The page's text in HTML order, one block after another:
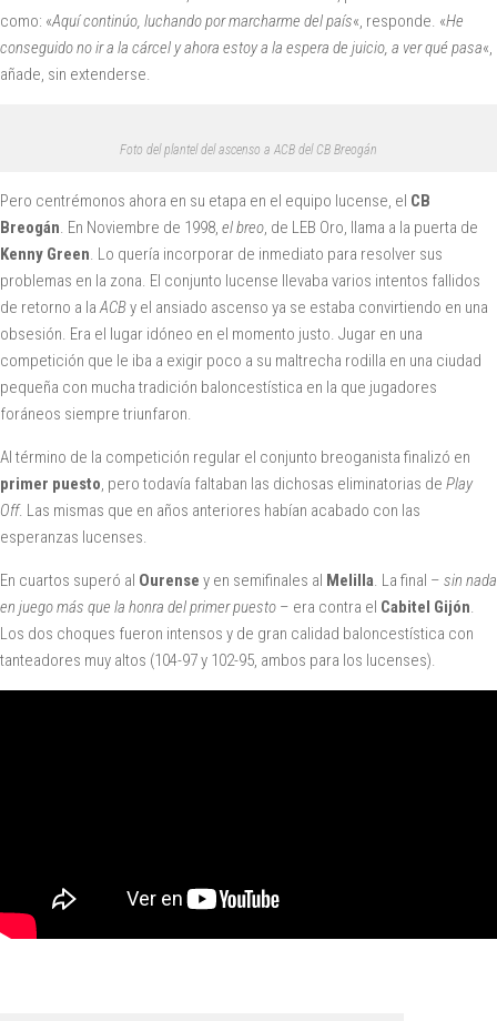
como: «Aquí continúo, luchando por marcharme del país«, responde. «He
conseguido no ir a la cárcel y ahora estoy a la espera de juicio, a ver qué pasa«,
añade, sin extenderse.
Foto del plantel del ascenso a ACB del CB Breogán
Pero centrémonos ahora en su etapa en el equipo lucense, el CB
Breogán. En Noviembre de 1998, el breo, de LEB Oro, llama a la puerta de
Kenny Green. Lo quería incorporar de inmediato para resolver sus
problemas en la zona. El conjunto lucense llevaba varios intentos fallidos
de retorno a laACBy el ansiado ascenso ya se estaba convirtiendo en una
obsesión. Era el lugar idóneo en el momento justo. Jugar en una
competición que le iba a exigir poco a su maltrecha rodilla en una ciudad
pequeña con mucha tradición baloncestística en la que jugadores
foráneos siempre triunfaron.
Al término de la competición regular el conjunto breoganista finalizó en
primer puesto, pero todavía faltaban las dichosas eliminatorias de Play
Off. Las mismas que en años anteriores habían acabado con las
esperanzas lucenses.
En cuartos superó al Ourense y en semifinales al Melilla. La final – sin nada
en juego más que la honra del primer puesto – era contra el Cabitel Gijón.
Los dos choques fueron intensos y de gran calidad baloncestística con
tanteadores muy altos (104-97 y 102-95, ambos para los lucenses).